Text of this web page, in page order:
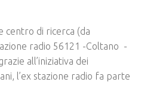
centro di ricerca (da
radio 56121 -Coltano -
all’iniziativa dei
l’ex stazione radio fa parte